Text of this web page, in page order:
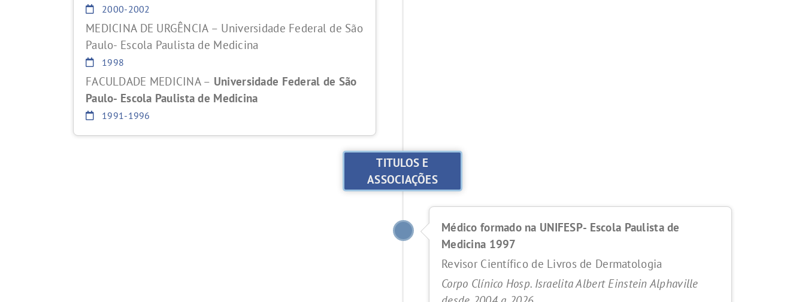
2000-2002
MEDICINA DE URGÊNCIA – Universidade Federal de São
Paulo- Escola Paulista de Medicina
1998
FACULDADE MEDICINA – Universidade Federal de São
Paulo- Escola Paulista de Medicina
1991-1996
TITULOS E
ASSOCIAÇÕES
Médico formado na UNIFESP- Escola Paulista de
Medicina 1997
Revisor Científico de Livros de Dermatologia
Corpo Clínico Hosp. Israelita Albert Einstein Alphaville